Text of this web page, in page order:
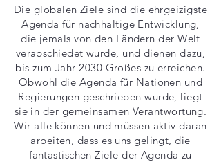
Die globalen Ziele sind die ehrgeizigste
Agenda für nachhaltige Entwicklung,
die jemals von den Ländern der Welt
verabschiedet wurde, und dienen dazu,
bis zum Jahr 2030 Großes zu erreichen.
Obwohl die Agenda für Nationen und
Regierungen geschrieben wurde, liegt
sie in der gemeinsamen Verantwortung.
Wir alle können und müssen aktiv daran
arbeiten, dass es uns gelingt, die
fantastischen Ziele der Agenda zu